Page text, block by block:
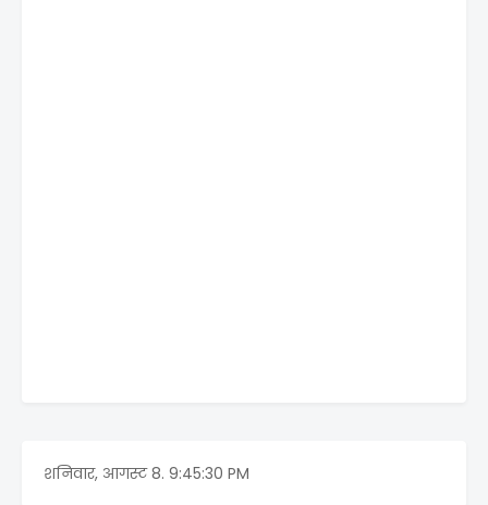
शनिवार, आगस्ट 8. 9:45:30 PM